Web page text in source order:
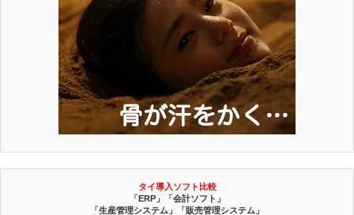
タイ導入ソフト比較
「ERP」「会計ソフト」
「生産管理システム」「販売管理システム」